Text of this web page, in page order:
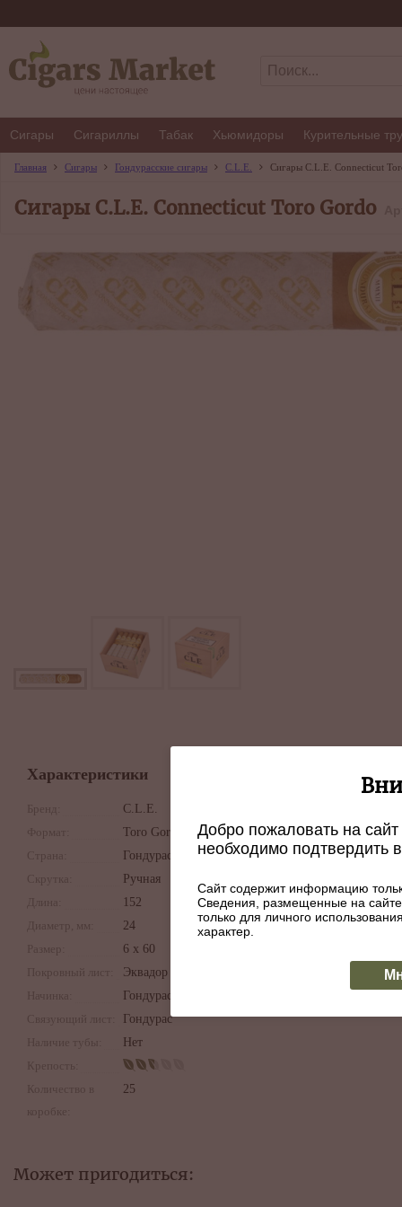
Сигары Сигариллы Табак Хьюмидоры Курительные
Главная Сигары Гондурасские сигары C.L.E. Сигары C.L.E. Connecticut
Сигары C.L.E. Connecticut Toro Gordo
Характеристики
Бренд:
C.L.E.
Формат:
Toro Gordo
Страна:
Гондурас
Скрутка:
Ручная
Длина:
152
Диаметр, мм:
24
Размер:
6 х 60
Покровный лист:
Эквадор
Начинка:
Гондурас
Связующий лист:
Гондурас
Наличие тубы:
Нет
Крепость:
Количество в
коробке:
25
Может пригодиться:
Добро пожаловать на
необходимо подтвердить
Сайт содержит информацию
Сведения, размещенные на
только для личного
характер.